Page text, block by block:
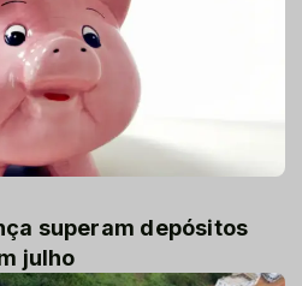
superam depósitos
julho